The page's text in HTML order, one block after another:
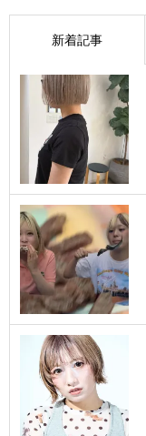
新着記事